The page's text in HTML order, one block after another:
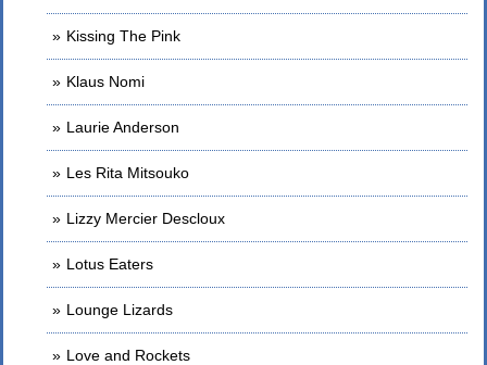
Kissing The Pink
Klaus Nomi
Laurie Anderson
Les Rita Mitsouko
Lizzy Mercier Descloux
Lotus Eaters
Lounge Lizards
Love and Rockets